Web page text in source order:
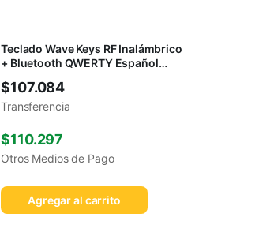
Teclado Wave Keys RF Inalámbrico
+ Bluetooth QWERTY Español
$107.084
Transferencia
$110.297
Otros Medios de Pago
Agregar al carrito